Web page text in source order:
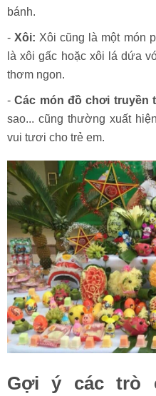
bánh.
- Xôi: Xôi cũng là một món
là xôi gấc hoặc xôi lá dứa
thơm ngon.
-Các món đồ chơi truyền
sao... cũng thường xuất
vui tươi cho trẻ em.
Gợi ý các trò